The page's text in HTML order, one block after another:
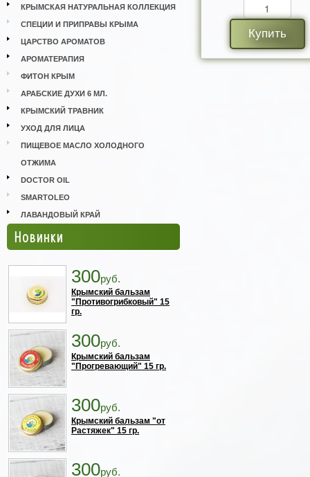
КРЫМСКАЯ НАТУРАЛЬНАЯ КОЛЛЕКЦИЯ
СПЕЦИИ И ПРИПРАВЫ КРЫМА
ЦАРСТВО АРОМАТОВ
АРОМАТЕРАПИЯ
ФИТОН КРЫМ
АРАБСКИЕ ДУХИ 6 МЛ.
КРЫМСКИЙ ТРАВНИК
УХОД ДЛЯ ЛИЦА
ПИЩЕВОЕ МАСЛО ХОЛОДНОГО
ОТЖИМА
DOCTOR OIL
SMARTOLEO
ЛАВАНДОВЫЙ КРАЙ
Новинки
300руб.
Крымский бальзам
"Противогрибковый" 15
гр.
300руб.
Крымский бальзам
"Прогревающий" 15 гр.
300руб.
Крымский бальзам "от
Растяжек" 15 гр.
300руб.
Купить